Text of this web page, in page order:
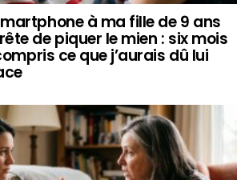
à ma fille de 9 ans
de piquer le mien : six mois
ce que j’aurais dû lui